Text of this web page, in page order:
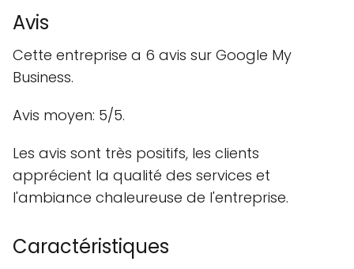
Avis
Cette entreprise a 6 avis sur Google My
Business.
Avis moyen: 5/5.
Les avis sont très positifs, les clients
apprécient la qualité des services et
l'ambiance chaleureuse de l'entreprise.
Caractéristiques